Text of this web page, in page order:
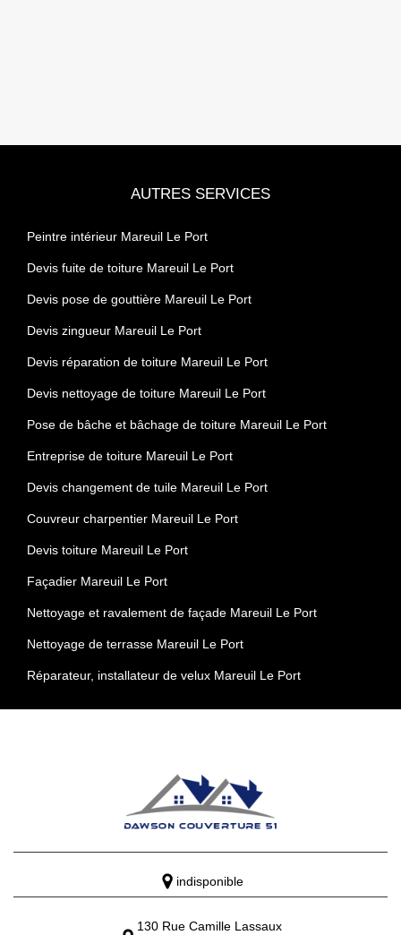
AUTRES SERVICES
Peintre intérieur Mareuil Le Port
Devis fuite de toiture Mareuil Le Port
Devis pose de gouttière Mareuil Le Port
Devis zingueur Mareuil Le Port
Devis réparation de toiture Mareuil Le Port
Devis nettoyage de toiture Mareuil Le Port
Pose de bâche et bâchage de toiture Mareuil Le Port
Entreprise de toiture Mareuil Le Port
Devis changement de tuile Mareuil Le Port
Couvreur charpentier Mareuil Le Port
Devis toiture Mareuil Le Port
Façadier Mareuil Le Port
Nettoyage et ravalement de façade Mareuil Le Port
Nettoyage de terrasse Mareuil Le Port
Réparateur, installateur de velux Mareuil Le Port
indisponible
130 Rue Camille Lassaux